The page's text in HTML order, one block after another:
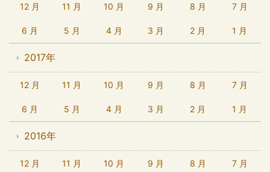
12 月 11 月 10 月 9 月 8 月 7 月
6 月 5 月 4 月 3 月 2 月 1 月
2017年
12 月 11 月 10 月 9 月 8 月 7 月
6 月 5 月 4 月 3 月 2 月 1 月
2016年
12 月 11 月 10 月 9 月 8 月 7 月